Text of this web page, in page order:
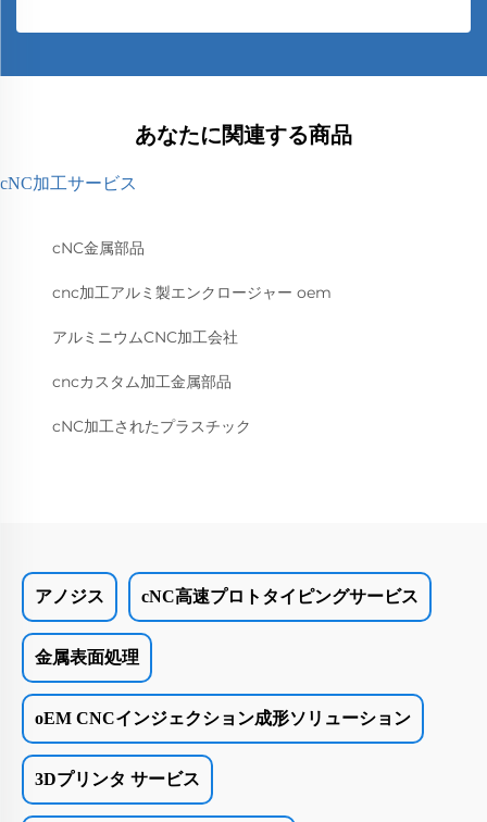
あなたに関連する商品
cNC加工サービス
cNC金属部品
cnc加工アルミ製エンクロージャー oem
アルミニウムCNC加工会社
cncカスタム加工金属部品
cNC加工されたプラスチック
アノジス cNC高速プロトタイピングサービス
金属表面処理
oEM CNCインジェクション成形ソリューション
3Dプリンタ サービス